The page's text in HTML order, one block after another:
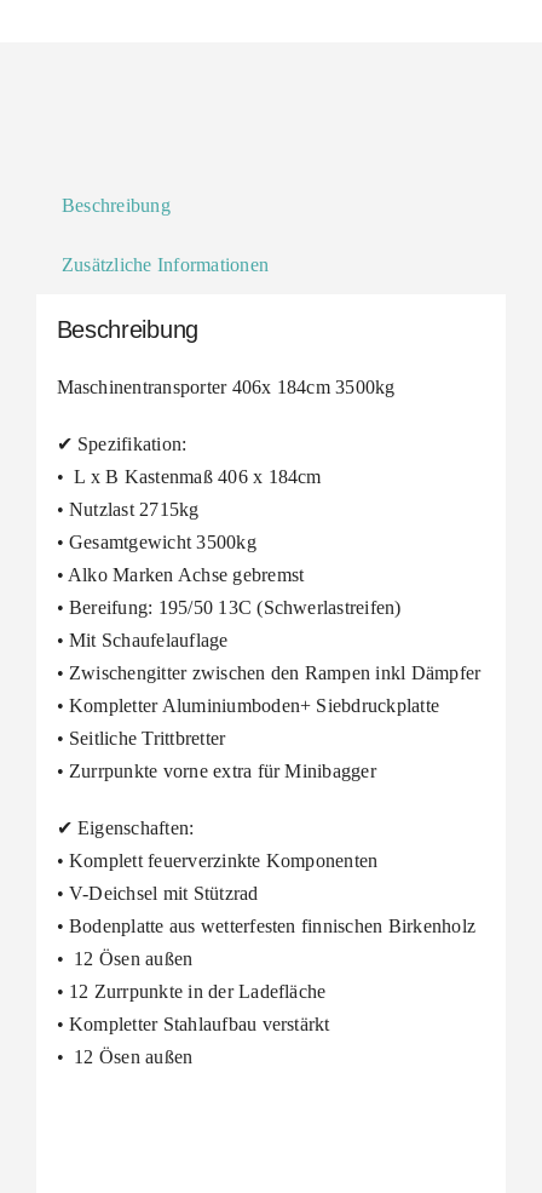
Beschreibung
Zusätzliche Informationen
Beschreibung
Maschinentransporter 406x 184cm 3500kg
✔ Spezifikation:
• L x B Kastenmaß 406 x 184cm
• Nutzlast 2715kg
• Gesamtgewicht 3500kg
• Alko Marken Achse gebremst
• Bereifung: 195/50 13C (Schwerlastreifen)
• Mit Schaufelauflage
• Zwischengitter zwischen den Rampen inkl Dämpfer
• Kompletter Aluminiumboden+ Siebdruckplatte
• Seitliche Trittbretter
• Zurrpunkte vorne extra für Minibagger
✔ Eigenschaften:
• Komplett feuerverzinkte Komponenten
• V-Deichsel mit Stützrad
• Bodenplatte aus wetterfesten finnischen Birkenholz
• 12 Ösen außen
• 12 Zurrpunkte in der Ladefläche
• Kompletter Stahlaufbau verstärkt
• 12 Ösen außen